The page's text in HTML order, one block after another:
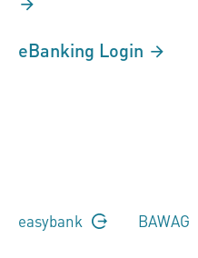
eBanking Login
easybank BAWAG